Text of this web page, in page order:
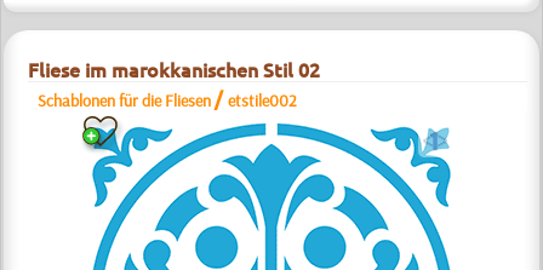
Fliese im marokkanischen Stil 02
Schablonen für die Fliesen /etstile002
a